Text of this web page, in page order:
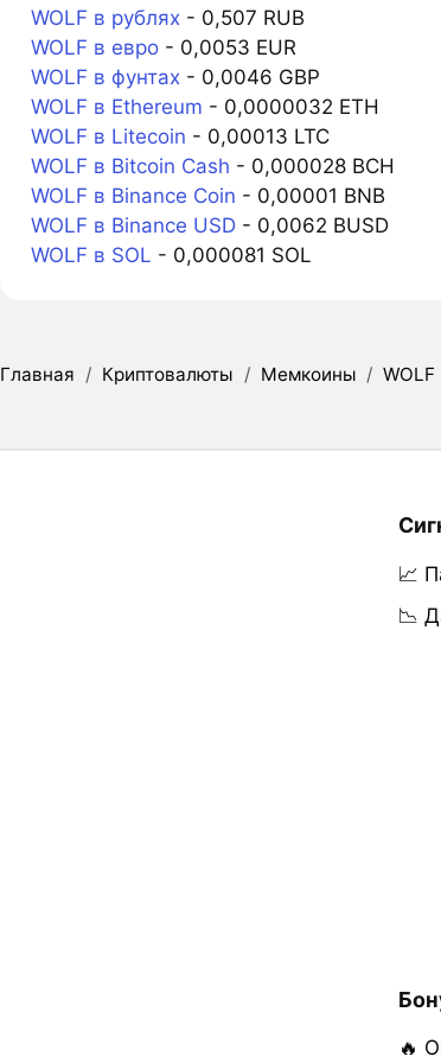
WOLF в рублях- 0,507 RUB
WOLF в евро- 0,0053 EUR
WOLF в фунтах- 0,0046 GBP
WOLF в Ethereum - 0,0000032 ETH
WOLF в Litecoin - 0,00013 LTC
WOLF в Bitcoin Cash - 0,000028 BCH
WOLF в Binance Coin - 0,00001 BNB
WOLF в Binance USD- 0,0062 BUSD
WOLF в SOL - 0,000081 SOL
Главная / Криптовалюты / Мемкоины / WOLF
📈
📉
🔥